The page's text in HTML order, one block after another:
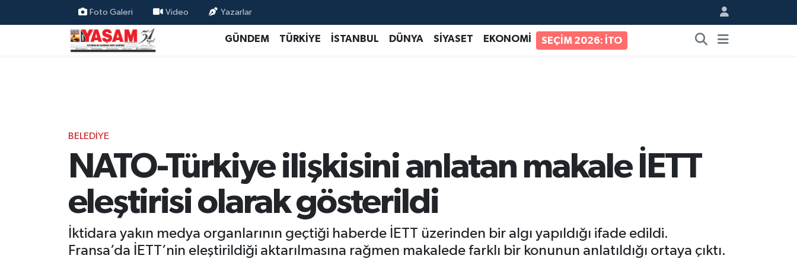
Foto Galeri Video Yazarlar
GÜNDEM TÜRKİYE İSTANBUL DÜNYA SİYASET EKONOMİ SEÇİM 2026: İTO
BELEDİYE
NATO-Türkiye ilişkisini anlatan makale İETT
eleştirisi olarak gösterildi
İktidara yakın medya organlarının geçtiği haberde İETT üzerinden bir algı yapıldığı ifade edildi.
Fransa’da İETT’nin eleştirildiği aktarılmasına rağmen makalede farklı bir konunun anlatıldığı ortaya çıktı.